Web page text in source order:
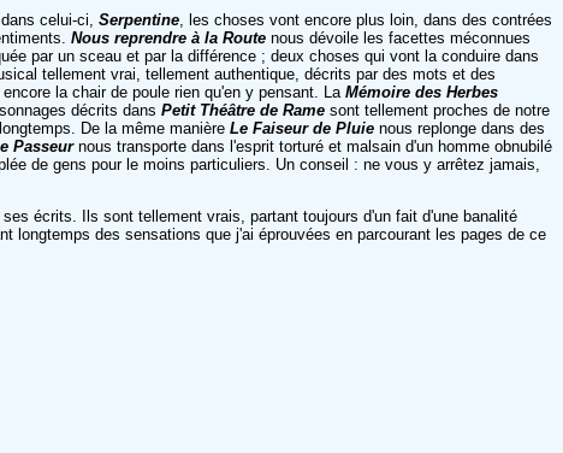
celui-ci, Serpentine , les choses vont encore plus loin, dans des contrées
Nous reprendre à la Route nous dévoile les facettes méconnues
par un sceau et par la différence ; deux choses qui vont la conduire dans
tellement vrai, tellement authentique, décrits par des mots et des
la chair de poule rien qu'en y pensant. La Mémoire des Herbes
décrits dans Petit Théâtre de Rame sont tellement proches de notre
De la même manière Le Faiseur de Pluie nous replonge dans des
Passeurnous transporte dans l'esprit torturé et malsain d'un homme obnubilé
de gens pour le moins particuliers. Un conseil : ne vous y arrêtez jamais,
écrits. Ils sont tellement vrais, partant toujours d'un fait d'une banalité
longtemps des sensations que j'ai éprouvées en parcourant les pages de ce